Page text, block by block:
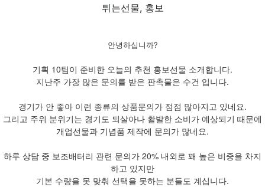
튀는선물, 홍보
안녕하십니까?
기획 10팀이 준비한 오늘의 추천 홍보선물 소개합니다.
지난주 가장 많은 문의를 받은 판촉물은 수건 입니다.
경기가 안 좋아 이런 종류의 상품문의가 점점 많아지고 있네요.
그리고 주위 분위기는 경기도 되살아나 활발한 소비가 예상되기 때문에
개업선물과 기념품 제작에 문의가 많네요.
하루 상담 중 보조배터리 관련 문의가 20% 내외로 꽤 높은 비중을 차지
하고 있지만
기본 수량을 못 맞춰 선택을 못하는 분들도 계십니다.